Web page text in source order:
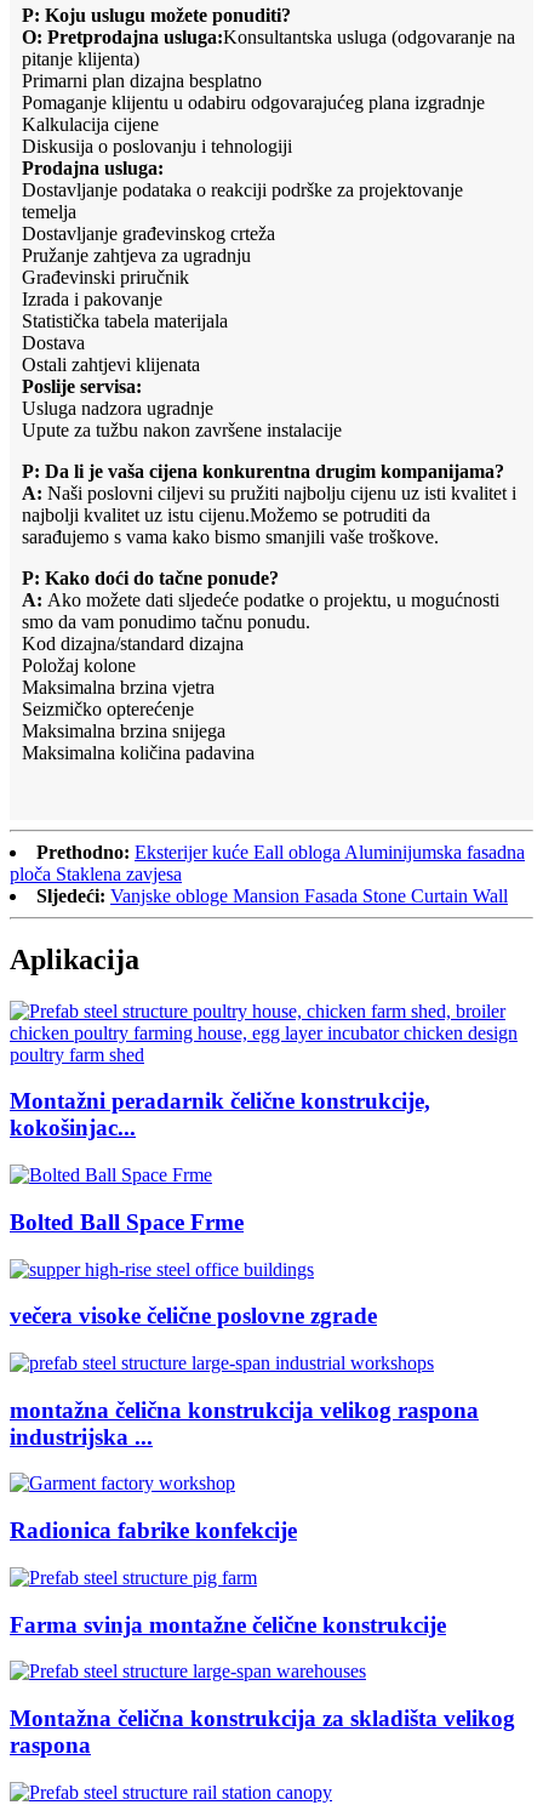
P: Koju uslugu možete ponuditi?
O: Pretprodajna usluga:Konsultantska usluga (odgovaranje na
pitanje klijenta)
Primarni plan dizajna besplatno
Pomaganje klijentu u odabiru odgovarajućeg plana izgradnje
Kalkulacija cijene
Diskusija o poslovanju i tehnologiji
Prodajna usluga:
Dostavljanje podataka o reakciji podrške za projektovanje
temelja
Dostavljanje građevinskog crteža
Pružanje zahtjeva za ugradnju
Građevinski priručnik
Izrada i pakovanje
Statistička tabela materijala
Dostava
Ostali zahtjevi klijenata
Poslije servisa:
Usluga nadzora ugradnje
Upute za tužbu nakon završene instalacije
P: Da li je vaša cijena konkurentna drugim kompanijama?
A: Naši poslovni ciljevi su pružiti najbolju cijenu uz isti kvalitet i
najbolji kvalitet uz istu cijenu.Možemo se potruditi da
sarađujemo s vama kako bismo smanjili vaše troškove.
P: Kako doći do tačne ponude?
A: Ako možete dati sljedeće podatke o projektu, u mogućnosti
smo da vam ponudimo tačnu ponudu.
Kod dizajna/standard dizajna
Položaj kolone
Maksimalna brzina vjetra
Seizmičko opterećenje
Maksimalna brzina snijega
Maksimalna količina padavina
Prethodno: Eksterijer kuće Eall obloga Aluminijumska fasadna
ploča Staklena zavjesa
Sljedeći: Vanjske obloge Mansion Fasada Stone Curtain Wall
Aplikacija
Montažni peradarnik čelične konstrukcije,
kokošinjac...
Bolted Ball Space Frme
večera visoke čelične poslovne zgrade
montažna čelična konstrukcija velikog raspona
industrijska ...
Radionica fabrike konfekcije
Farma svinja montažne čelične konstrukcije
Montažna čelična konstrukcija za skladišta velikog
raspona